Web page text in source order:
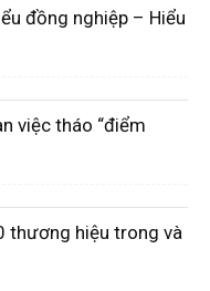
đồng nghiệp – Hiểu
việc tháo “điểm
thương hiệu trong và